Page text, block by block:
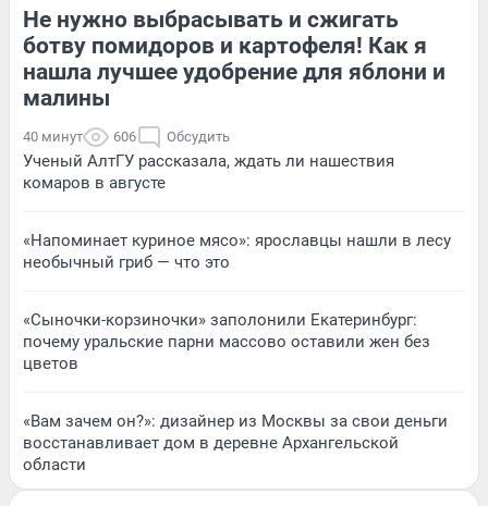
Не нужно выбрасывать и сжигать
ботву помидоров и картофеля! Как я
нашла лучшее удобрение для яблони и
малины
40 минут 606 Обсудить
Ученый АлтГУ рассказала, ждать ли нашествия
комаров в августе
«Напоминает куриное мясо»: ярославцы нашли в лесу
необычный гриб — что это
«Сыночки-корзиночки» заполонили Екатеринбург:
почему уральские парни массово оставили жен без
цветов
«Вам зачем он?»: дизайнер из Москвы за свои деньги
восстанавливает дом в деревне Архангельской
области